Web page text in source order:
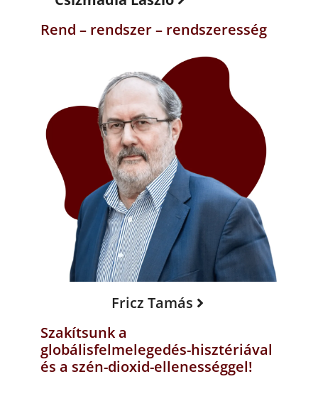
Rend – rendszer – rendszeresség
Fricz Tamás
Szakítsunk a
globálisfelmelegedés-hisztériával
és a szén-dioxid-ellenességgel!